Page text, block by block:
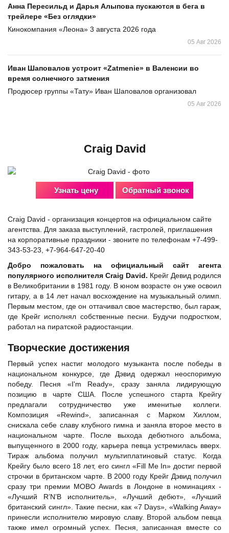
Анна Пересильд и Дарья Алыпова пускаются в бега в
трейлере «Без оглядки»
Кинокомпания «Леона» 3 августа 2026 года
05 Авг 2026
Иван Шаповалов устроит «Zatmenie» в Валенсии во
время солнечного затмения
Продюсер группы «Тату» Иван Шаповалов организовал
05 Авг 2026
Craig David
Узнать цену Обратный звонок
Craig David - организация концертов на официальном сайте
агентства. Для заказа выступлений, гастролей, приглашения
на корпоративные праздники - звоните по телефонам +7-499-
343-53-23, +7-964-647-20-40
Добро пожаловать на официальный сайт агента
популярного исполнителя Craig David. Крейг Девид родился
в Великобритании в 1981 году. В юном возрасте он уже освоил
гитару, а в 14 лет начал восхождение на музыкальный олимп.
Первым местом, где он оттачивал свое мастерство, был гараж,
где Крейг исполнял собственные песни. Будучи подростком,
работал на пиратской радиостанции.
Творческие достижения
Первый успех настиг молодого музыканта после победы в
национальном конкурсе, где Дэвид одержал неоспоримую
победу. Песня «I'm Ready», сразу заняла лидирующую
позицию в чарте США. После успешного старта Крейгу
предлагали сотрудничество уже именитые коллеги.
Композиция «Rewind», записанная с Марком Хиллом,
снискала себе славу клубного гимна и заняла второе место в
национальном чарте. После выхода дебютного альбома,
выпущенного в 2000 году, карьера певца устремилась вверх.
Тираж альбома получил мультиплатиновый статус. Когда
Крейгу было всего 18 лет, его сингл «Fill Me In» достиг первой
строчки в британском чарте. В 2000 году Крейг Дэвид получил
сразу три премии MOBO Awards в Лондоне в номинациях -
«Лучший R’N’B исполнитель», «Лучший дебют», «Лучший
британский сингл». Такие песни, как «7 Days», «Walking Away»
принесли исполнителю мировую славу. Второй альбом певца
также имел огромный успех. Песня, записанная вместе со